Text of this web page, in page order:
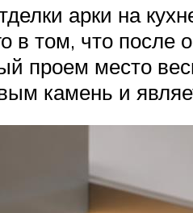
арки на
в том, что после
проем место
камень и